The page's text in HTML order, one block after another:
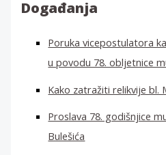
Događanja
Poruka vicepostulatora
u povodu 78. obljetnice
Kako zatražiti relikvije bl.
Proslava 78. godišnjice
Bulešića